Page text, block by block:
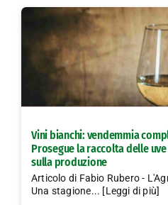
Bandi
Formazione
Convenzioni
L’Agricoltore cuneese
Lavora con noi
Contatti
Vini bianchi: vendemmia
Prosegue la raccolta delle
sulla produzione
Articolo di Fabio Rubero -
Una stagione... [Leggi di più]